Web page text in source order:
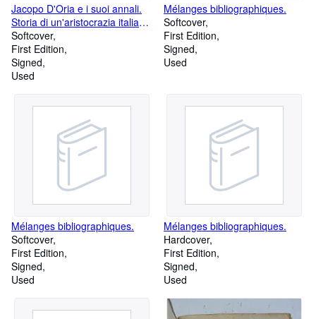
Jacopo D'Oria e i suoi annali.
Storia di un'aristocrazia italiana
nel Duecento.
Softcover
First Edition
Signed
Used
Mélanges bibliographiques.
Softcover
First Edition
Signed
Used
Mélanges bibliographiques.
Softcover
First Edition
Signed
Used
Mélanges bibliographiques.
Hardcover
First Edition
Signed
Used